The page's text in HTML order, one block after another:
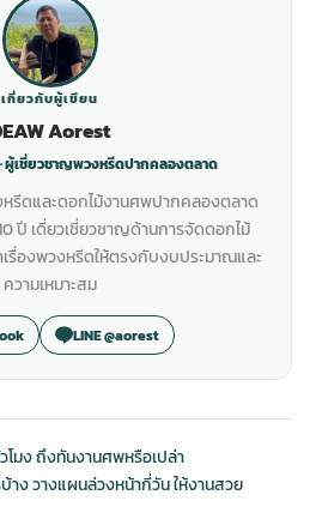
เกี่ยวกับผู้เขียน
Aorest
ผู้เชี่ยวชาญพวงหรีดปากคลองตลาด
หรีดและดอกไม้งานศพปากคลองตลาด
ปี เดี่ยวเชี่ยวชาญด้านการจัดดอกไม้
รื่องพวงหรีดให้ตรงกับงบประมาณและ
ความเหมาะสม
LINE @aorest
มง ถึงทันงานศพหรือเปล่า
าง วางแผนล่วงหน้ากี่วัน ให้งานสวย